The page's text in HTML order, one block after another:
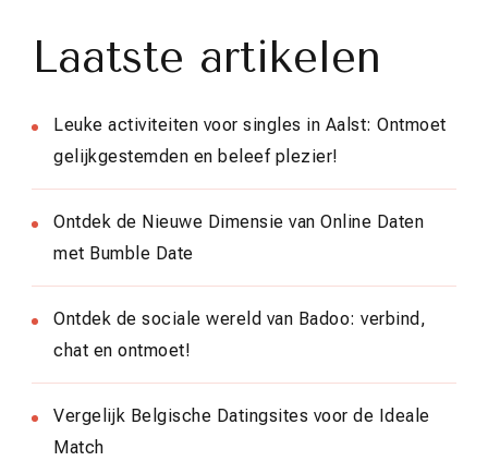
Laatste artikelen
Leuke activiteiten voor singles in Aalst: Ontmoet
gelijkgestemden en beleef plezier!
Ontdek de Nieuwe Dimensie van Online Daten
met Bumble Date
Ontdek de sociale wereld van Badoo: verbind,
chat en ontmoet!
Vergelijk Belgische Datingsites voor de Ideale
Match